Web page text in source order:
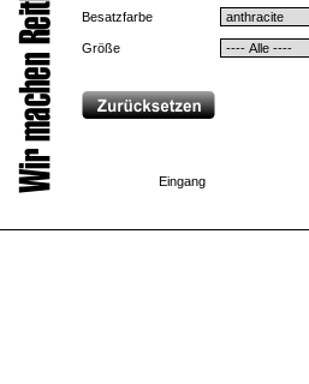
Besatzfarbe
Größe
Eingang